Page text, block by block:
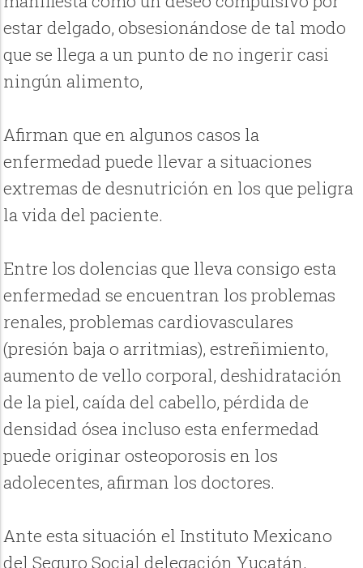
estar delgado, obsesionándose de tal modo
que se llega a un punto de no ingerir casi
ningún alimento,
Afirman que en algunos casos la
enfermedad puede llevar a situaciones
extremas de desnutrición en los que peligra
la vida del paciente.
Entre los dolencias que lleva consigo esta
enfermedad se encuentran los problemas
renales, problemas cardiovasculares
(presión baja o arritmias), estreñimiento,
aumento de vello corporal, deshidratación
de la piel, caída del cabello, pérdida de
densidad ósea incluso esta enfermedad
puede originar osteoporosis en los
adolecentes, afirman los doctores.
Ante esta situación el Instituto Mexicano
del Seguro Social delegación Yucatán,